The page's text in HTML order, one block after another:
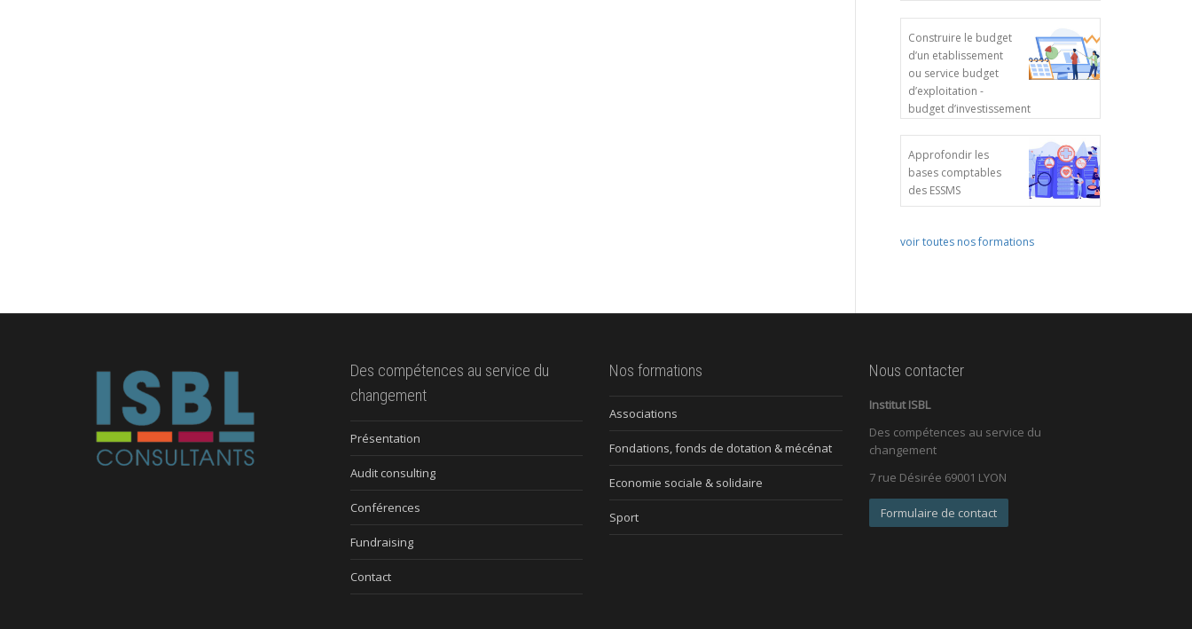
Construire le budget
d’un etablissement
ou service budget
d’exploitation -
budget d’investissement
Approfondir les
bases comptables
des ESSMS
voir toutes nos formations
Des compétences au service du
changement
Présentation
Audit consulting
Conférences
Fundraising
Contact
Nos formations
Associations
Fondations, fonds de dotation & mécénat
Economie sociale & solidaire
Sport
Nous contacter
Institut ISBL
Des compétences au service du
changement
7 rue Désirée 69001 LYON
Formulaire de contact